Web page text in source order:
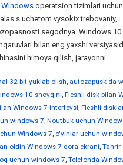
Windows operatsion tizimlari uchun
s uchetom vysokix trebovaniy,
segodnya. Windows
bilan eng yaxshi
himoya qilish, jarayonni...
32 bit yuklab olish, autozapusk-da
10 shovqini, Fleshli disk bilan
Windows 7 interfeysi, Fleshli
windows 7, Noutbuk uchun
Windows 7, o'yinlar uchun
oldin Windows 7 qora ekrani, Tahrir
uchun windows 7, Telefonda